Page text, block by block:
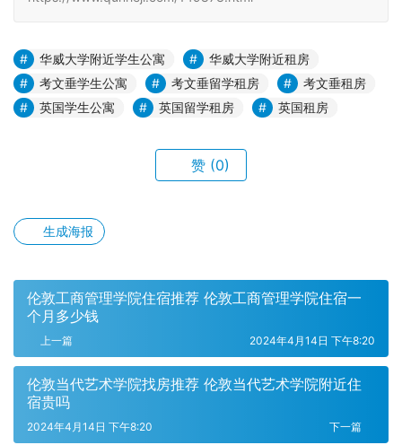
华威大学附近学生公寓
华威大学附近租房
考文垂学生公寓
考文垂留学租房
考文垂租房
英国学生公寓
英国留学租房 英国租房
赞 (0)
生成海报
伦敦工商管理学院住宿推荐 伦敦工商管理学院住宿一
个月多少钱
上一篇 2024年4月14日 下午8:20
伦敦当代艺术学院找房推荐 伦敦当代艺术学院附近住
宿贵吗
下一篇
2024年4月14日 下午8:20